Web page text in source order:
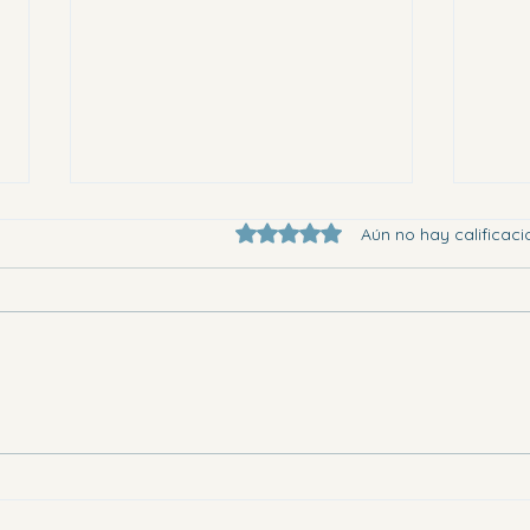
Obtuvo 0 de 5 estrellas.
Aún no hay